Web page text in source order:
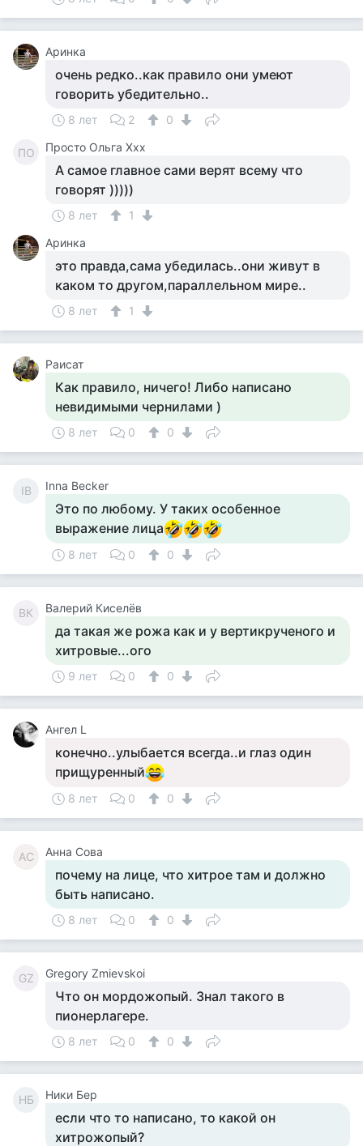
Аринка
очень редко..как правило они умеют
говорить убедительно..
8 лет 2 0
ПО Просто Ольга Ххх
А самое главное сами верят всему что
говорят )))))
8 лет
1
Аринка
это правда,сама убедилась..они живут в
каком то другом,параллельном мире..
8 лет 1
Раисат
Как правило, ничего! Либо написано
невидимыми чернилами )
8 лет 0 0
IB Inna Becker
Это по любому. У таких особенное
выражение лица
8 лет 0 0
ВК Валерий Киселёв
да такая же рожа как и у вертикрученого и
хитровые...ого
9 лет 0 0
Ангел L
конечно..улыбается всегда..и глаз один
прищуренный
8 лет 0 0
АС Анна Сова
почему на лице, что хитрое там и должно
быть написано.
8 лет 0 0
GZ Gregory Zmievskoi
Что он мордожопый. Знал такого в
пионерлагере.
8 лет 0 0
НБ Ники Бер
если что то написано, то какой он
хитрожопый?